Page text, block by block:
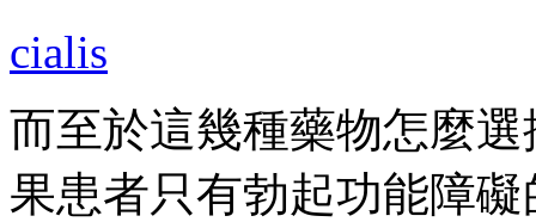
cialis
而至於這幾種藥物怎麼
果患者只有勃起功能障